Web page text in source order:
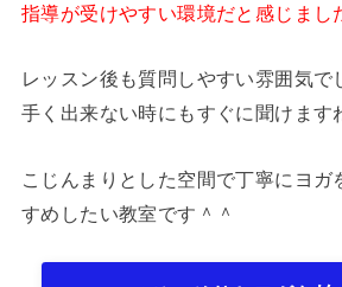
指導が受けやすい環境だと感じまし
レッスン後も質問しやすい雰囲気で
手く出来ない時にもすぐに聞けます
こじんまりとした空間で丁寧にヨガ
すめしたい教室です＾＾